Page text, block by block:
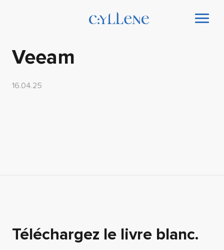
Veeam
16.04.25
Téléchargez le livre blanc.